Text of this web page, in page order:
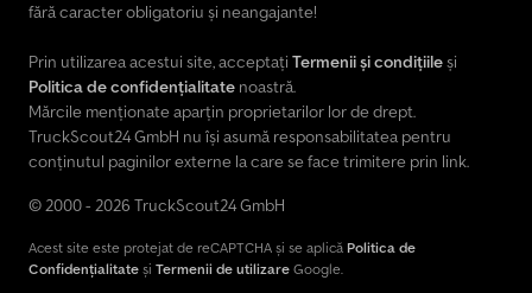
fără caracter obligatoriu și neangajante!
Prin utilizarea acestui site, acceptați Termenii și condițiileși
Politica de confidențialitate noastră.
Mărcile menționate aparțin proprietarilor lor de drept.
TruckScout24 GmbH nu își asumă responsabilitatea pentru
conținutul paginilor externe la care se face trimitere prin link.
© 2000 - 2026 TruckScout24 GmbH
Acest site este protejat de reCAPTCHA și se aplică Politica de
Confidențialitate și Termenii de utilizare Google.